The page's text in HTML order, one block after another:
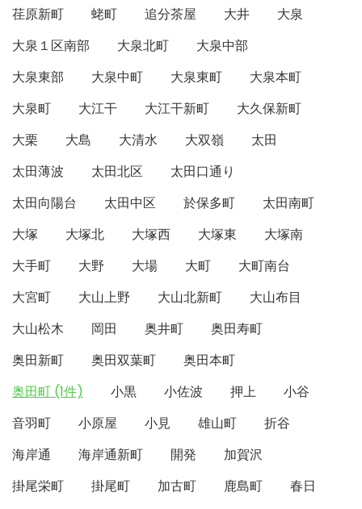
荏原新町
蛯町 追分茶屋 大井
大泉
大泉１区南部
大泉北町
大泉中部
大泉東部
大泉中町 大泉東町
大泉本町
大泉町
大江干 大江干新町
大久保新町
大栗
大島 大清水 大双嶺
太田
太田薄波
太田北区
太田口通り
太田向陽台
太田中区 於保多町
太田南町
大塚
大塚北 大塚西 大塚東
大塚南
大手町
大野 大場 大町
大町南台
大宮町
大山上野 大山北新町
大山布目
大山松木
岡田 奥井町
奥田寿町
奥田新町
奥田双葉町
奥田本町
奥田町 (1件)
小黒 小佐波 押上
小谷
音羽町
小原屋 小見 雄山町
折谷
海岸通
海岸通新町 開発
加賀沢
掛尾栄町
掛尾町 加古町 鹿島町
春日